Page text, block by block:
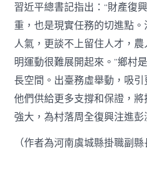
習近平總書記指出：“財產復
重，也是現實任務的切進點
人氣，更談不上留住人才，
明運動很難展開起來。”鄉村
長空間。出臺務虛舉動，吸
他們供給更多支撐和保證，
強大，為村落周全復興注進彭
（作者為河南虞城縣掛職副縣